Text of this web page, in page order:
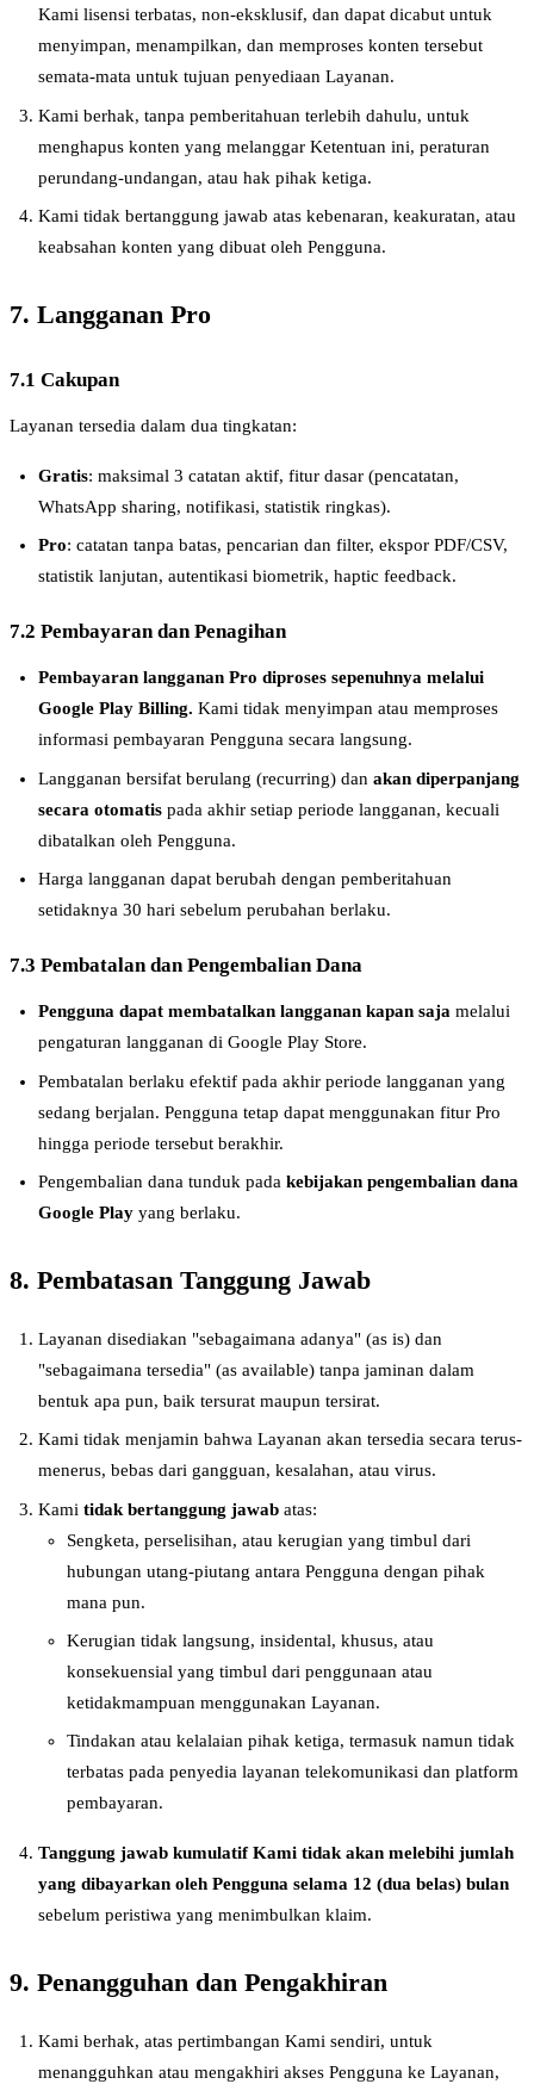
Kami lisensi terbatas, non-eksklusif, dan dapat dicabut untuk
menyimpan, menampilkan, dan memproses konten tersebut
semata-mata untuk tujuan penyediaan Layanan.
Kami berhak, tanpa pemberitahuan terlebih dahulu, untuk
menghapus konten yang melanggar Ketentuan ini, peraturan
perundang-undangan, atau hak pihak ketiga.
Kami tidak bertanggung jawab atas kebenaran, keakuratan, atau
keabsahan konten yang dibuat oleh Pengguna.
7. Langganan Pro
7.1 Cakupan
Layanan tersedia dalam dua tingkatan:
Gratis: maksimal 3 catatan aktif, fitur dasar (pencatatan,
WhatsApp sharing, notifikasi, statistik ringkas).
Pro: catatan tanpa batas, pencarian dan filter, ekspor PDF/CSV,
statistik lanjutan, autentikasi biometrik, haptic feedback.
7.2 Pembayaran dan Penagihan
Pembayaran langganan Pro diproses sepenuhnya melalui
Google Play Billing. Kami tidak menyimpan atau memproses
informasi pembayaran Pengguna secara langsung.
Langganan bersifat berulang (recurring) dan akan diperpanjang
secara otomatis pada akhir setiap periode langganan, kecuali
dibatalkan oleh Pengguna.
Harga langganan dapat berubah dengan pemberitahuan
setidaknya 30 hari sebelum perubahan berlaku.
7.3 Pembatalan dan Pengembalian Dana
Pengguna dapat membatalkan langganan kapan saja melalui
pengaturan langganan di Google Play Store.
Pembatalan berlaku efektif pada akhir periode langganan yang
sedang berjalan. Pengguna tetap dapat menggunakan fitur Pro
hingga periode tersebut berakhir.
Pengembalian dana tunduk pada kebijakan pengembalian dana
Google Play yang berlaku.
8. Pembatasan Tanggung Jawab
Layanan disediakan "sebagaimana adanya" (as is) dan
"sebagaimana tersedia" (as available) tanpa jaminan dalam
bentuk apa pun, baik tersurat maupun tersirat.
Kami tidak menjamin bahwa Layanan akan tersedia secara terus-
menerus, bebas dari gangguan, kesalahan, atau virus.
Kami tidak bertanggung jawab atas:
Sengketa, perselisihan, atau kerugian yang timbul dari
hubungan utang-piutang antara Pengguna dengan pihak
mana pun.
Kerugian tidak langsung, insidental, khusus, atau
konsekuensial yang timbul dari penggunaan atau
ketidakmampuan menggunakan Layanan.
Tindakan atau kelalaian pihak ketiga, termasuk namun tidak
terbatas pada penyedia layanan telekomunikasi dan platform
pembayaran.
Tanggung jawab kumulatif Kami tidak akan melebihi jumlah
yang dibayarkan oleh Pengguna selama 12 (dua belas) bulan
sebelum peristiwa yang menimbulkan klaim.
9. Penangguhan dan Pengakhiran
Kami berhak, atas pertimbangan Kami sendiri, untuk
menangguhkan atau mengakhiri akses Pengguna ke Layanan,